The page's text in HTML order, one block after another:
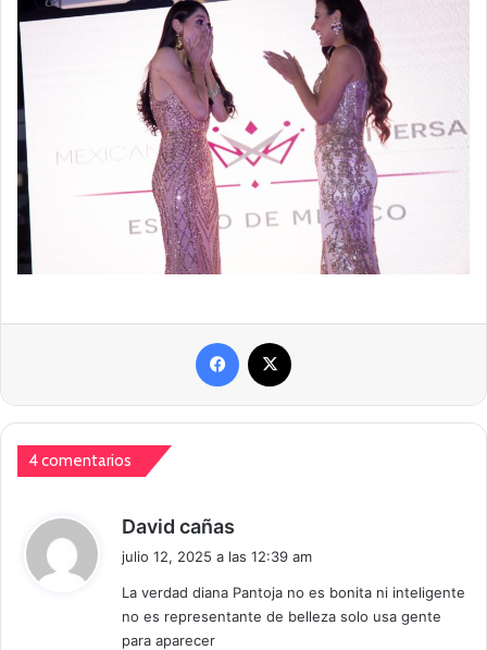
Facebook
4 comentarios
David cañas
e
:
julio 12, 2025 a las 12:39 am
La verdad diana Pantoja no es bonita ni inteligente
no es representante de belleza solo usa gente
para aparecer